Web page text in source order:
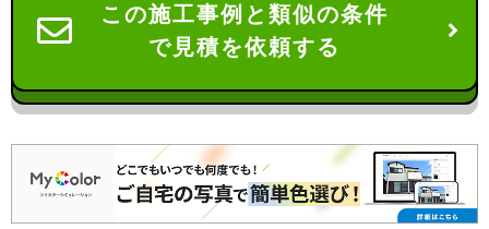
この施工事例と類似の条件
で見積を依頼する